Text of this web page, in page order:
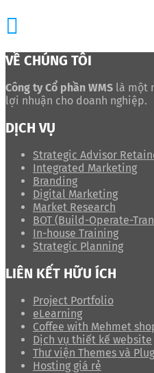
VỀ CHÚNG TÔI
Công ty Cổ phần WMS là một
lợi nhuận cho doanh nghiệp.
DỊCH VỤ
Strategic Advisor
Integrated Marketing
Branding
Digital Marketing
Market Research
BOT (Build-Operate-
In-house Training
Strategic Planning
LIÊN KẾT HỮU ÍCH
Project Portfolio
eLearning
Coffee with Mehmet
Dịch vụ thiết kế website
Thư viện Themes và
Hosting giá rẻ